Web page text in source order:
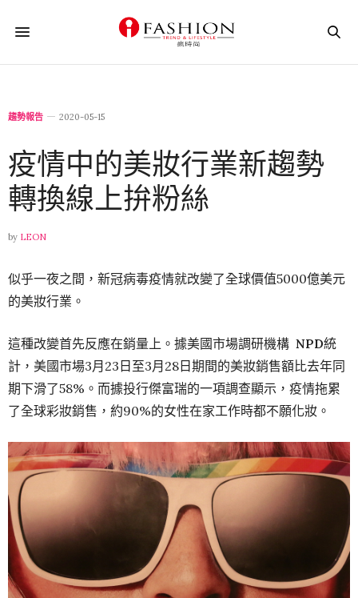
趨勢報告 2020-05-15
疫情中的美妝行業新趨勢
轉換線上拚粉絲
by LEON
似乎一夜之間，新冠病毒疫情就改變了全球價值5000億美元
的美妝行業。
這種改變首先反應在銷量上。據美國市場調研機構 NPD統
計，美國市場3月23日至3月28日期間的美妝銷售額比去年同
期下滑了58%。而據投行傑富瑞的一項調查顯示，疫情拖累
了全球彩妝銷售，約90%的女性在家工作時都不願化妝。